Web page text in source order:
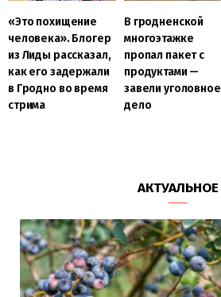
«Это похищение
человека». Блогер
из Лиды рассказал,
как его задержали
в Гродно во время
стрима
В гродненской
многоэтажке
пропал пакет с
продуктами —
завели уголовное
дело
АКТУАЛЬНОЕ